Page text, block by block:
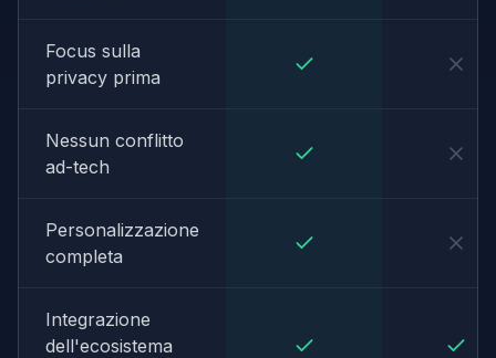
Focus sulla
privacy prima
Nessun conflitto
ad-tech
Personalizzazione
completa
Integrazione
dell'ecosistema